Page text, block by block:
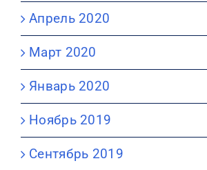
Апрель 2020
Март 2020
Январь 2020
Ноябрь 2019
Сентябрь 2019